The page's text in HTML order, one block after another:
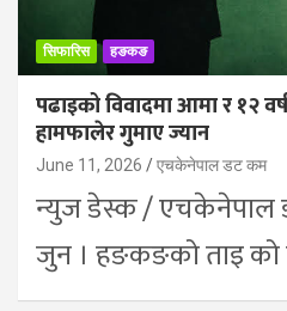
सिफारिस हङकङ
पढाइको विवादमा आमा र १२
हामफालेर गुमाए ज्यान
June 11, 2026 एचकेनेपाल डट कम
न्युज डेस्क / एचकेनेपाल
जुन । हङकङको ताइ को